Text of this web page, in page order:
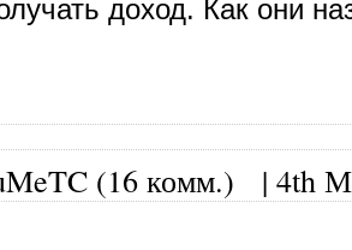
доход. Как они
(16 комм.) | 4th